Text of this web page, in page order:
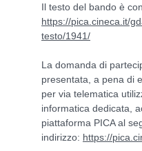
Il testo del bando è
https://pica.cineca.it/
testo/1941/
La domanda di
presentata, a pena di
per via telematica
informatica dedicata,
piattaforma PICA al
indirizzo: https://